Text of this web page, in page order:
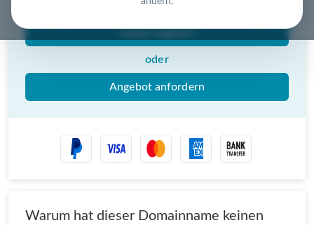
Gebot abgeben
oder
Angebot anfordern
Warum hat dieser Domainname keinen